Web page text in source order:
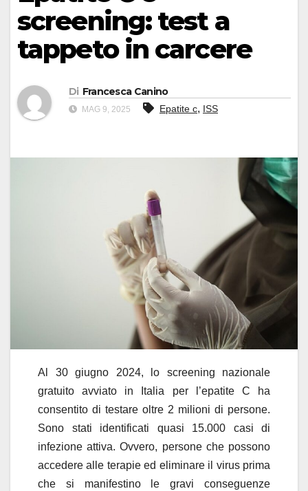
screening: test a
tappeto in carcere
Di Francesca Canino
MAG 9, 2025 Epatite c, ISS
Al 30 giugno 2024, lo screening nazionale
gratuito avviato in Italia per l’epatite C ha
consentito di testare oltre 2 milioni di persone.
Sono stati identificati quasi 15.000 casi di
infezione attiva. Ovvero, persone che possono
accedere alle terapie ed eliminare il virus prima
che si manifestino le gravi conseguenze